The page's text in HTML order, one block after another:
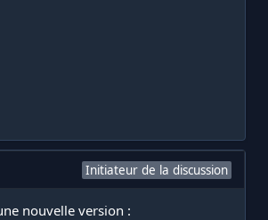
Initiateur de la discussion
nouvelle version :